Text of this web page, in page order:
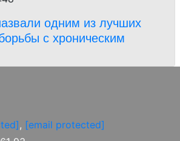
одним из лучших
с хроническим
, [email protected]